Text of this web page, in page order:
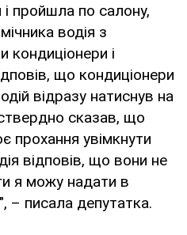
пройшла по салону,
водія з
кондиціонери і
що кондиціонери
відразу натиснув на
сказав, що
увімкнути
відповів, що вони не
я можу надати в
– писала депутатка.